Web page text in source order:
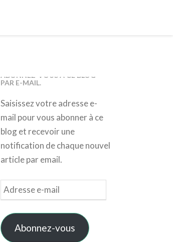
ABONNEZ-VOUS À CE BLOG
PAR E-MAIL.
Saisissez votre adresse e-
mail pour vous abonner à ce
blog et recevoir une
notification de chaque nouvel
article par email.
Adresse
e-
mail
Abonnez-vous